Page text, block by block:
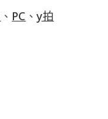
、 PC 、y拍